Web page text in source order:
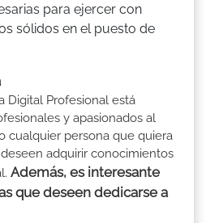
para ejercer con
sólidos en el puesto de
Digital Profesional está
y apasionados al
cualquier persona que quiera
adquirir conocimientos
Además, es interesante
que deseen dedicarse a